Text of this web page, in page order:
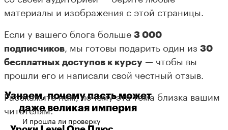
Узнаем, почему пасть может
даже великая империя
И прошла ли проверку
материалы и изображения с этой страницы.
Если у вашего блога больше 3 000
подписчиков, мы готовы подарить один из 30
бесплатных доступов к курсу — чтобы вы
прошли его и написали свой честный отзыв.
Расскажите нам, почему эта тема близка вашим
читателям.